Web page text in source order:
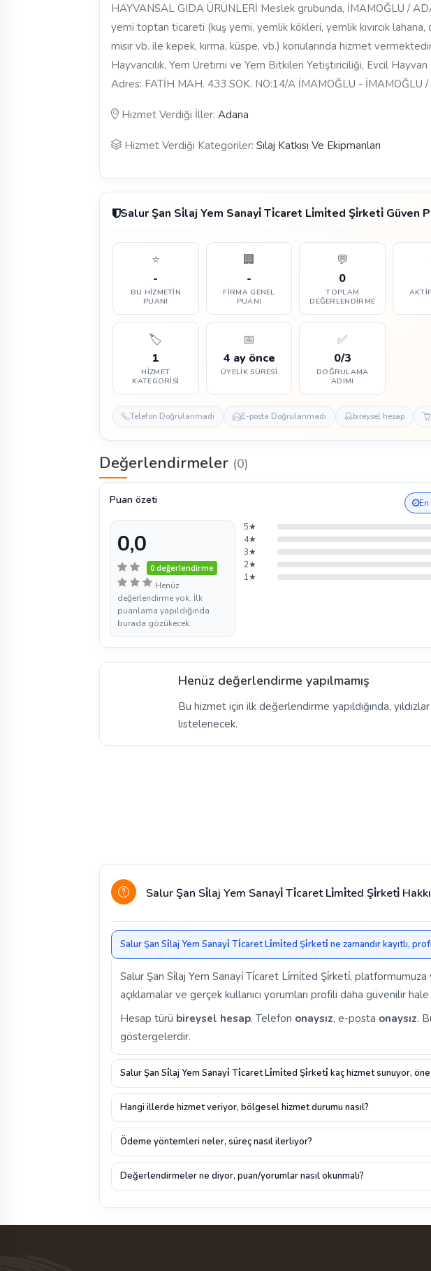
HAYVANSAL GIDA ÜRÜNLERİ Meslek grubunda, İMAMOĞLU /
yemi toptan ticareti (kuş yemi, yemlik kökleri, yemlik kıvırcık lahana,
mısır vb. ile kepek, kırma, küspe, vb.) konularında hizmet
Hayvancılık, Yem Üretimi ve Yem Bitkileri Yetiştiriciliği, Evcil
Adres: FATİH MAH. 433 SOK. NO:14/A İMAMOĞLU - İMAMOĞLU
Hizmet Verdiği İller: Adana
Hizmet Verdiği Kategoriler: Sılaj Katkısı Ve Ekipmanları
Salur Şan Si̇laj Yem Sanayi̇ Ti̇caret Li̇mi̇ted Şi̇rketi̇ Güven
⭐
-
BU HIZMETIN
PUANI
🏢
-
FIRMA GENEL
PUANI
💬
0
TOPLAM
DEĞERLENDIRME
🏷️
1
HIZMET
KATEGORISI
📅
4 ay önce
ÜYELIK SÜRESI
✅
0/3
DOĞRULAMA
ADIMI
Telefon Doğrulanmadı E-posta Doğrulanmadı bireysel hesap
Değerlendirmeler (0)
Puan özeti En
0,0
0 değerlendirme
Henüz
değerlendirme yok. İlk
puanlama yapıldığında
burada gözükecek.
5★
4★
3★
2★
1★
Henüz değerlendirme yapılmamış
Bu hizmet için ilk değerlendirme yapıldığında,
listelenecek.
Salur Şan Si̇laj Yem Sanayi̇ Ti̇caret Li̇mi̇ted Şi̇rketi̇
Salur Şan Si̇laj Yem Sanayi̇ Ti̇caret Li̇mi̇ted Şi̇rketi̇ ne zamandır kayıtlı,
Salur Şan Si̇laj Yem Sanayi̇ Ti̇caret Li̇mi̇ted Şi̇rketi̇, platformumuza
açıklamalar ve gerçek kullanıcı yorumları profili daha güvenilir
Hesap türü bireysel hesap. Telefon onaysız, e-posta onaysız.
göstergelerdir.
Salur Şan Si̇laj Yem Sanayi̇ Ti̇caret Li̇mi̇ted Şi̇rketi̇ kaç hizmet sunuyor,
Hangi illerde hizmet veriyor, bölgesel hizmet durumu nasıl?
Ödeme yöntemleri neler, süreç nasıl ilerliyor?
Değerlendirmeler ne diyor, puan/yorumlar nasıl okunmalı?